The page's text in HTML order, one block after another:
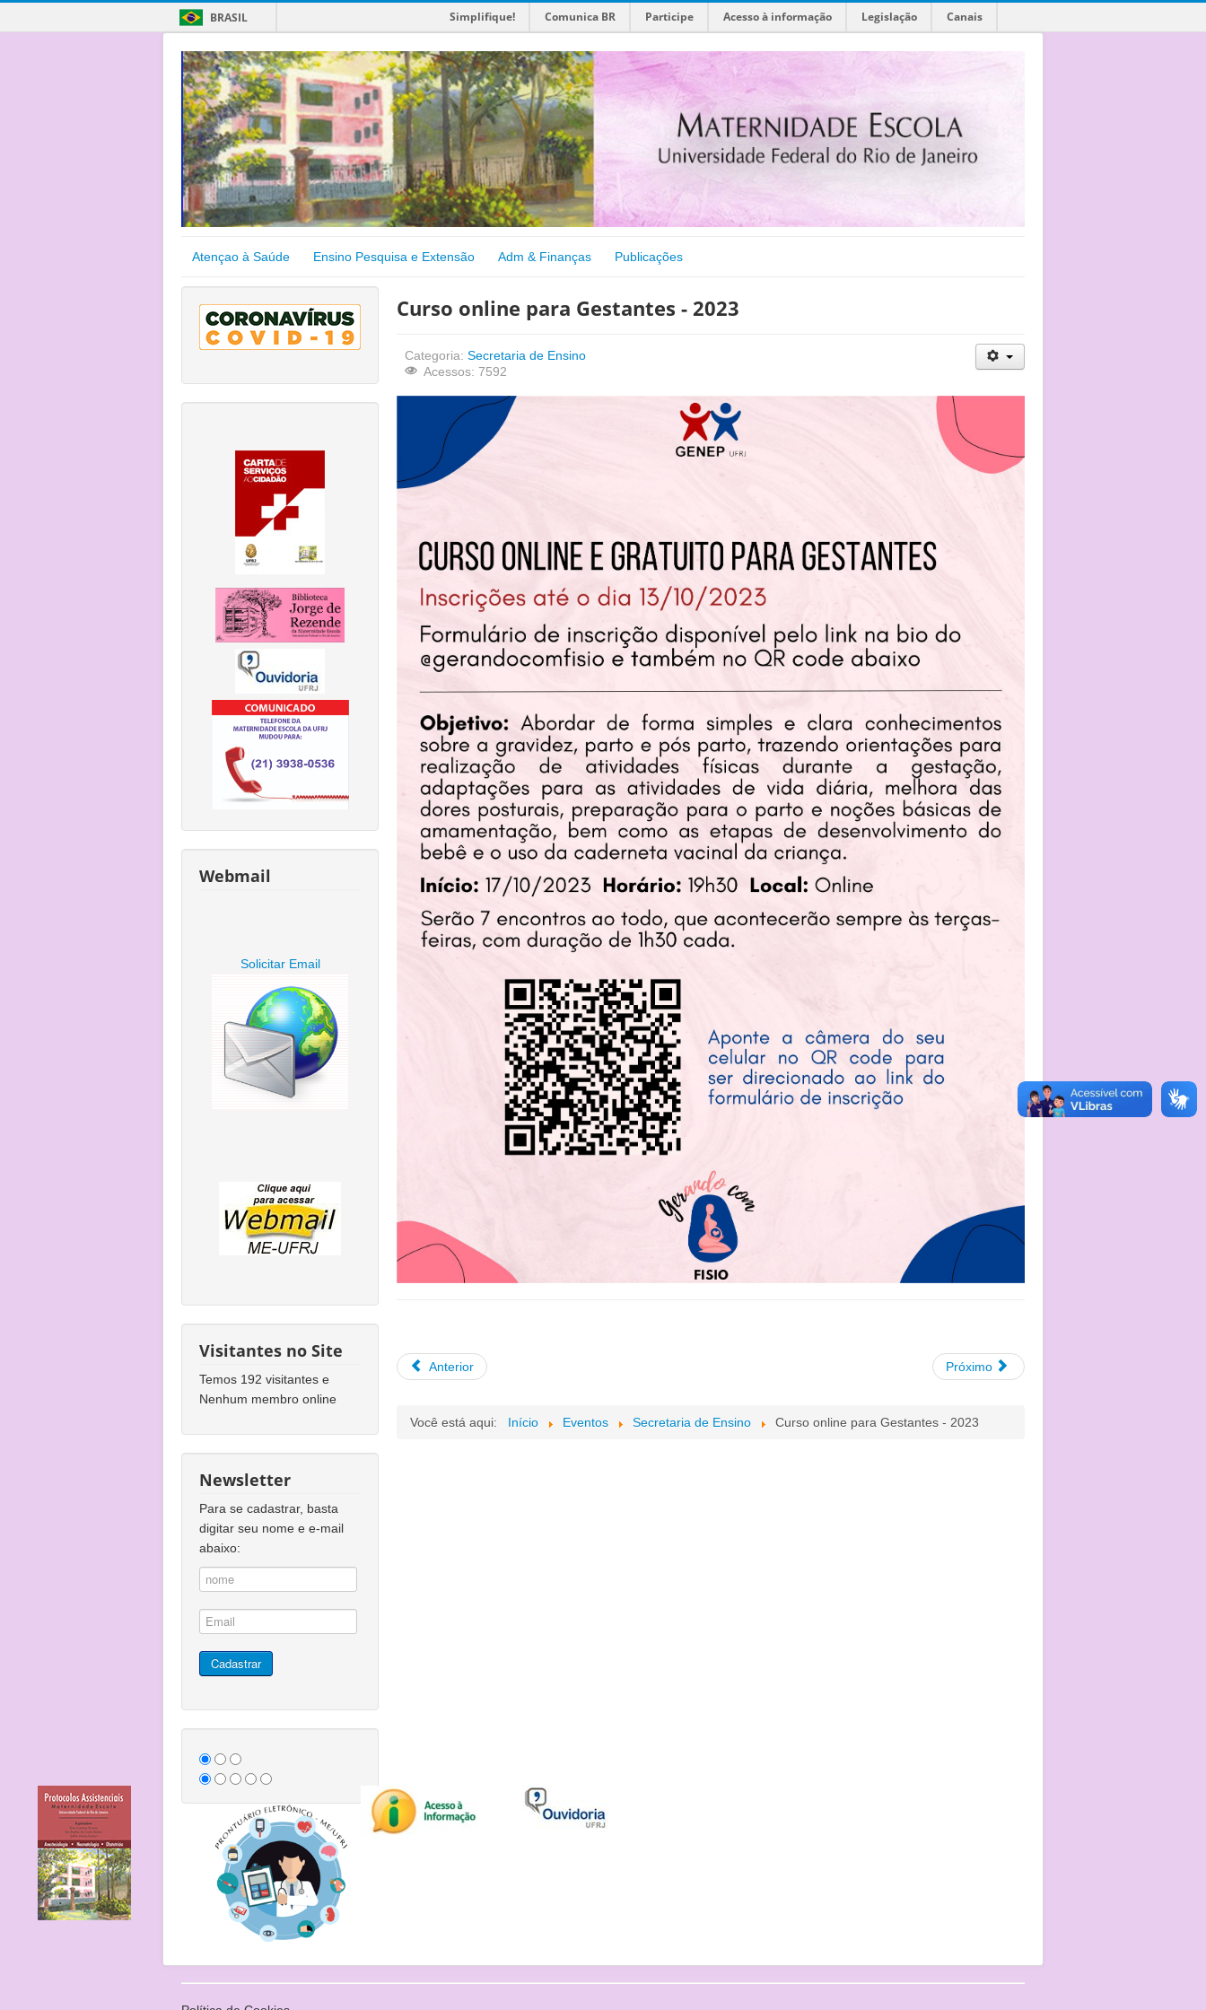
BRASIL Simplifique! Comunica BR Participe Acesso à informação Legislação Canais
Atençao à Saúde Ensino Pesquisa e Extensão Adm & Finanças Publicações
Webmail
Solicitar Email
Visitantes no Site
Temos 192 visitantes e
Nenhum membro online
Newsletter
Para se cadastrar, basta
digitar seu nome e e-mail
abaixo:
Curso online para Gestantes - 2023
Categoria: Secretaria de Ensino
Acessos: 7592
Anterior Próximo
Você está aqui: Início Eventos Secretaria de Ensino Curso online para Gestantes - 2023